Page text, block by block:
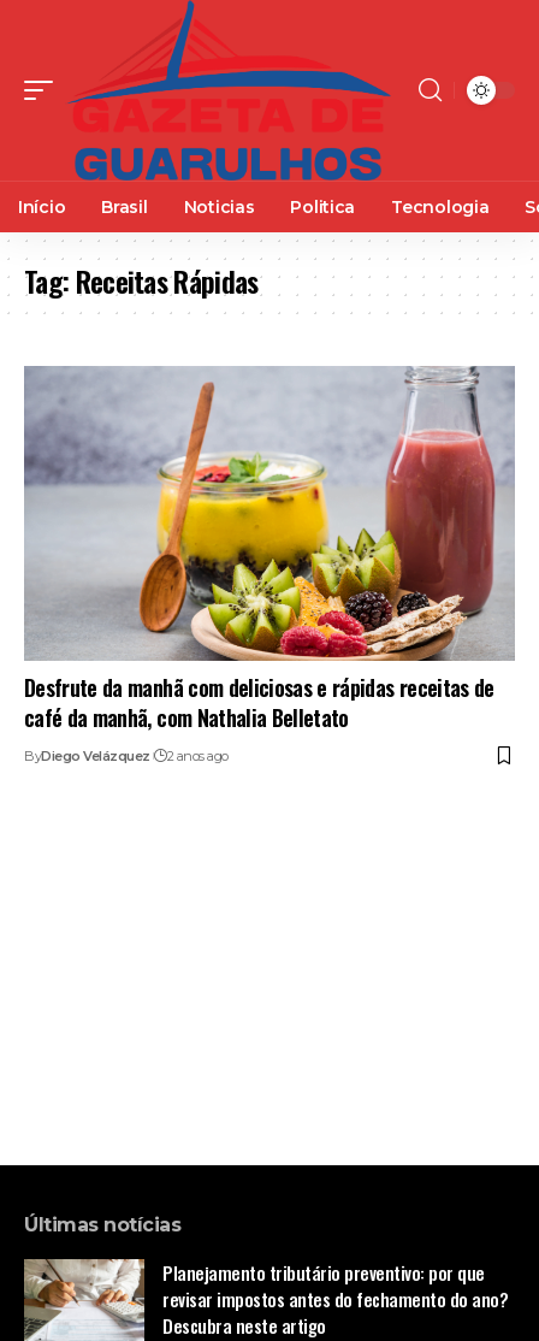
Início Brasil Noticias Politica Tecnologia
Tag:Receitas Rápidas
Desfrute da manhã com deliciosas e rápidas receitas de
café da manhã, com Nathalia Belletato
ByDiego Velázquez 2 anos ago
Últimas notícias
Planejamento tributário preventivo: por que
revisar impostos antes do fechamento do ano?
Descubra neste artigo